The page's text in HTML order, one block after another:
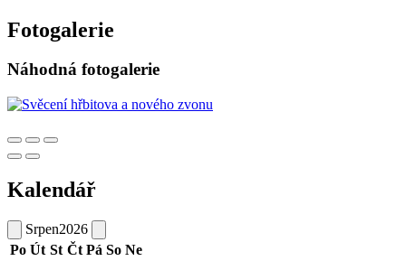
Fotogalerie
Náhodná fotogalerie
Kalendář
Srpen2026
Po Út St Čt Pá So Ne